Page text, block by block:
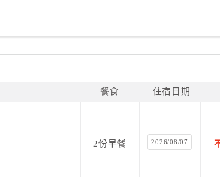
餐食 住宿日期
2份早餐 2026/08/07